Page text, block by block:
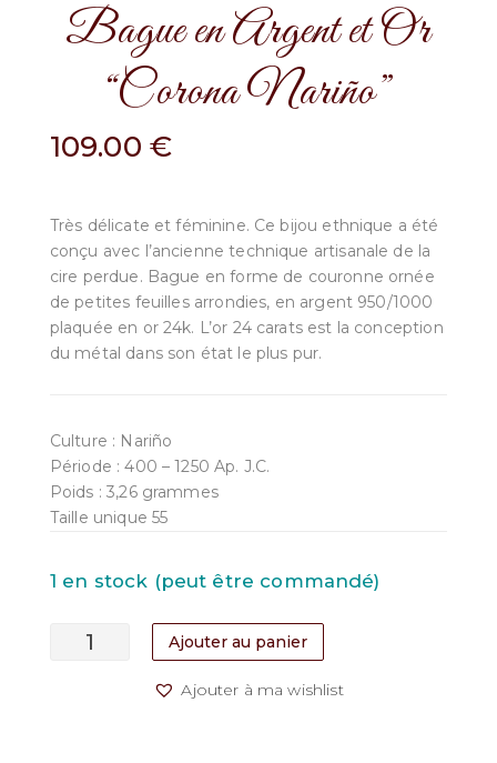
Bague en Argent et Or
“Corona Nariño”
109.00 €
Très délicate et féminine. Ce bijou ethnique a été
conçu avec l’ancienne technique artisanale de la
cire perdue. Bague en forme de couronne ornée
de petites feuilles arrondies, en argent 950/1000
plaquée en or 24k. L’or 24 carats est la conception
du métal dans son état le plus pur.
Culture : Nariño
Période : 400 – 1250 Ap. J.C.
Poids : 3,26 grammes
Taille unique 55
1 en stock (peut être commandé)
quantité
Ajouter au panier
Ajouter à ma wishlist